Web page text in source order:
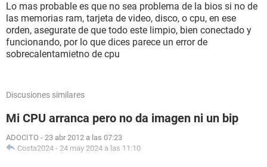
Lo mas probable es que no sea problema de la bios si no de
las memorias ram, tarjeta de video, disco, o cpu, en ese
orden, asegurate de que todo este limpio, bien conectado y
funcionando, por lo que dices parece un error de
sobrecalentamietno de cpu
Discusiones similares
Mi CPU arranca pero no da imagen ni un bip
ADOCITO - 23 abr 2012 a las 07:23
Costa2024 - 24 may 2024 a las 11:10